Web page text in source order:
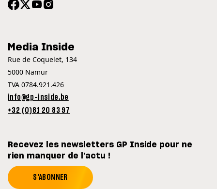
Media Inside
Rue de Coquelet, 134
5000 Namur
TVA 0784.921.426
info@gp-inside.be
+32 (0)81 20 83 97
Recevez les newsletters GP Inside pour ne
rien manquer de l'actu !
S'ABONNER